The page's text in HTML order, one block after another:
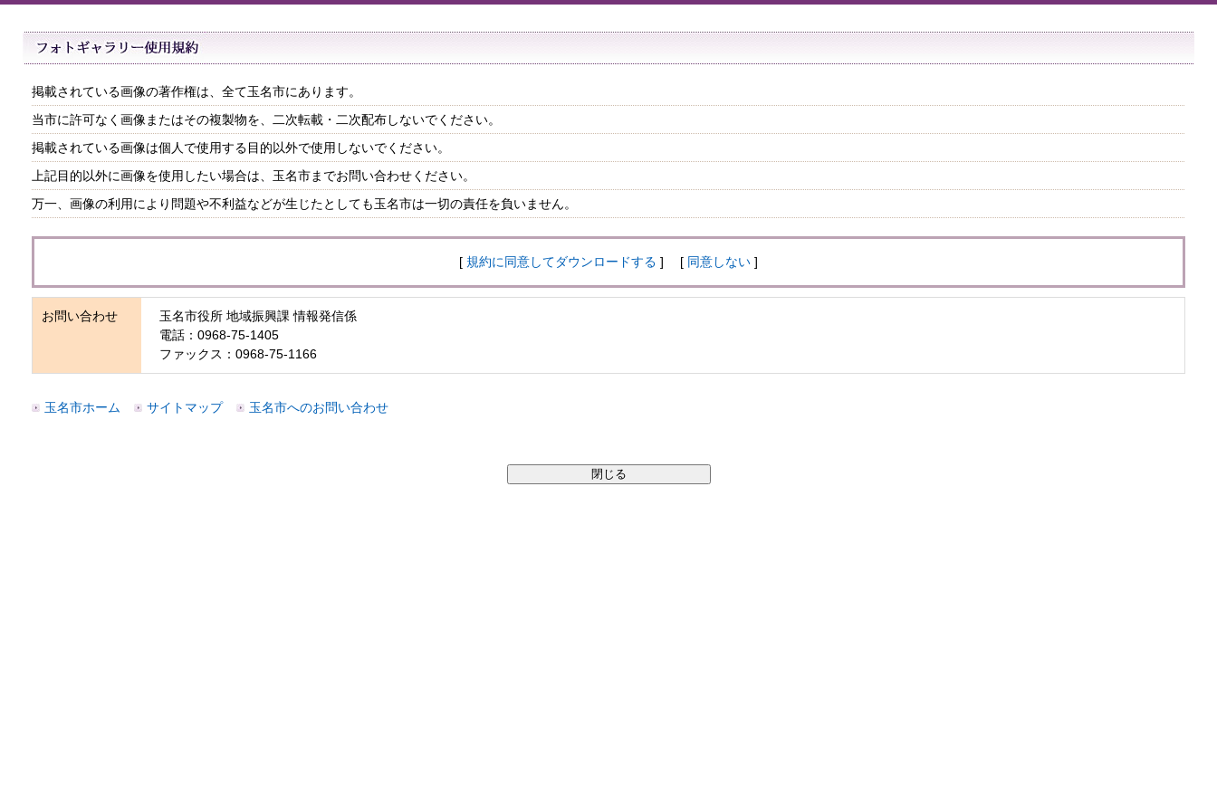
掲載されている画像の著作権は、全て玉名市にあります。
当市に許可なく画像またはその複製物を、二次転載・二次配布しないでください。
掲載されている画像は個人で使用する目的以外で使用しないでください。
上記目的以外に画像を使用したい場合は、玉名市までお問い合わせください。
万一、画像の利用により問題や不利益などが生じたとしても玉名市は一切の責任を負いません。
[ 規約に同意してダウンロードする ] [ 同意しない ]
お問い合わせ
玉名市役所 地域振興課 情報発信係
電話：0968-75-1405
ファックス：0968-75-1166
玉名市ホーム サイトマップ 玉名市へのお問い合わせ